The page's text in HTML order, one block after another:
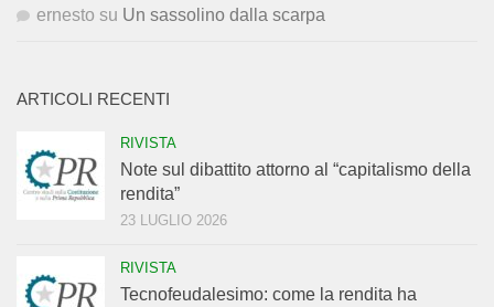
ernesto su Un sassolino dalla scarpa
ARTICOLI RECENTI
RIVISTA
Note sul dibattito attorno al “capitalismo della
rendita”
23 LUGLIO 2026
RIVISTA
Tecnofeudalesimo: come la rendita ha